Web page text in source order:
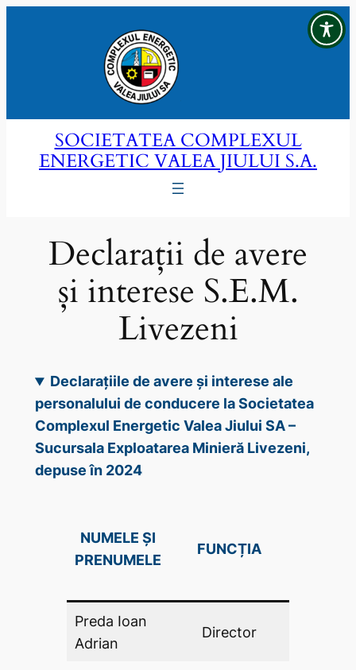
SOCIETATEA COMPLEXUL
ENERGETIC VALEA JIULUI S.A.
Declarații de avere
și interese S.E.M.
Livezeni
Declarațiile de avere și interese ale
personalului de conducere la Societatea
Complexul Energetic Valea Jiului SA –
Sucursala Exploatarea Minieră Livezeni,
depuse în 2024
NUMELE ȘI
PRENUMELE
FUNCȚIA
Preda Ioan
Adrian
Director